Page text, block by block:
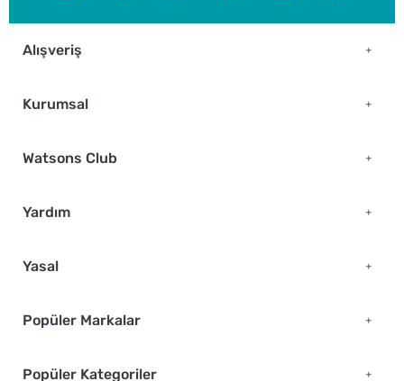
Alışveriş
Kurumsal
Watsons Club
Yardım
Yasal
Popüler Markalar
Popüler Kategoriler